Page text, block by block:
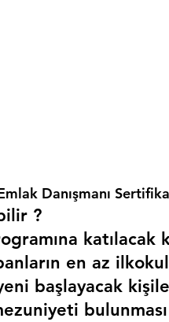
Danışmanı
?
katılacak
en az
yeni başlayacak